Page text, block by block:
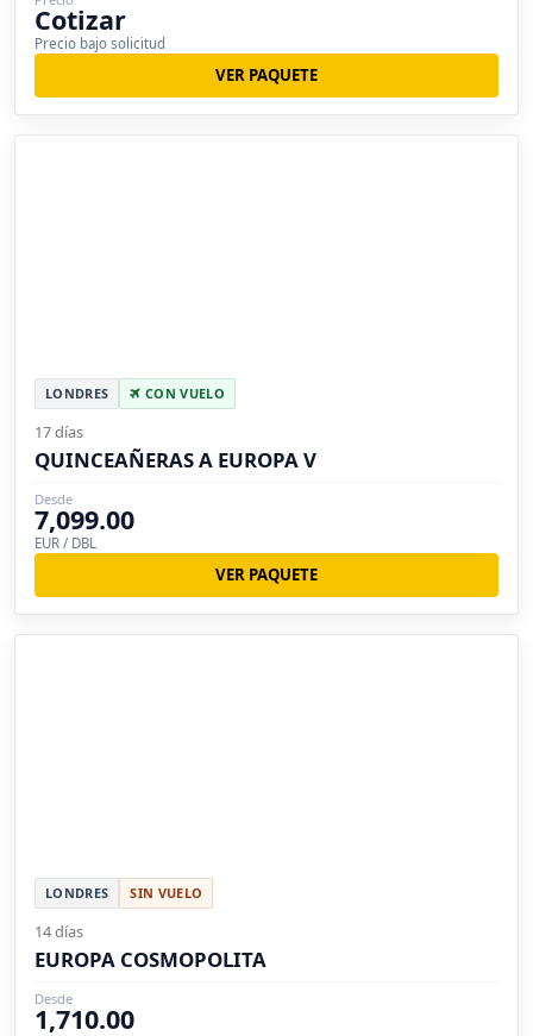
Cotizar
Precio bajo solicitud
VER PAQUETE
LONDRES CON VUELO
17 días
QUINCEAÑERAS A EUROPA V
Desde
7,099.00
EUR / DBL
VER PAQUETE
LONDRES SIN VUELO
14 días
EUROPA COSMOPOLITA
Desde
1,710.00